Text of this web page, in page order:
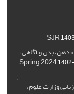
ذهن، بدن و آگاهی»،
وزارت علوم،